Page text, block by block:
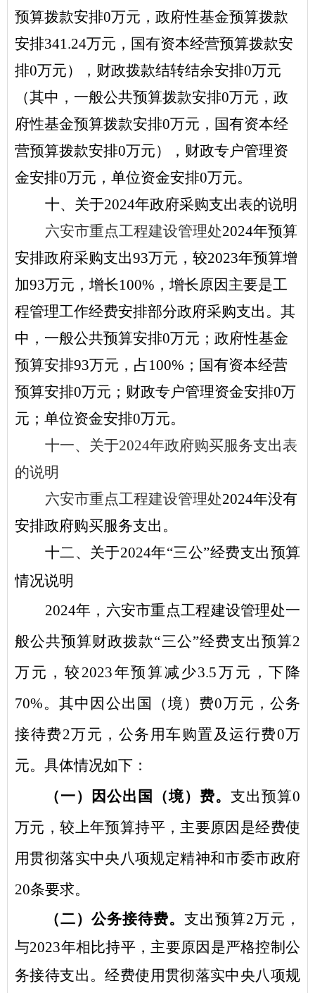
预算拨款安排0万元，政府性基金预算拨款
安排341.24万元，国有资本经营预算拨款安
排0万元），财政拨款结转结余安排0万元
（其中，一般公共预算拨款安排0万元，政
府性基金预算拨款安排0万元，国有资本经
营预算拨款安排0万元），财政专户管理资
金安排0万元，单位资金安排0万元。
十、关于2024年政府采购支出表的说明
六安市重点工程建设管理处2024年预算
安排政府采购支出93万元，较2023年预算增
加93万元，增长100% ，增长原因主要是工
程管理工作经费安排部分政府采购支出 。其
中，一般公共预算安排0万元；政府性基金
预算安排93万元，占100% ；国有资本经营
预算安排0万元；财政专户管理资金安排0万
元；单位资金安排0万元。
十一、关于2024年政府购买服务支出表
的说明
六安市重点工程建设管理处2024年没有
安排政府购买服务支出。
十二、关于2024年“三公”经费支出预算
情况说明
2024年 ， 六安市重点工程建设管理处一
般公共预算财政拨款“三公”经费支出预算2
万元，较 2023年预算减少3.5万元，下降
70%。其中因公出国（境）费0万元，公务
接待费2万元，公务用车购置及运行费0万
元。具体情况如下：
（一）因公出国（境）费。 支出预算0
万元，较上年预算持平，主要原因是经费使
用贯彻落实中央八项规定精神和市委市政府
20条要求。
（二）公务接待费。 支出预算2万元，
与2023年相比持平，主要原因是严格控制公
务接待支出 。经费使用贯彻落实中央八项规